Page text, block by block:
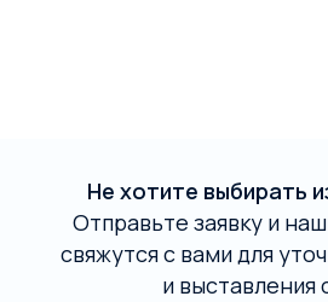
Не хотите выбирать
Отправьте заявку и
свяжутся с вами для
и выставления